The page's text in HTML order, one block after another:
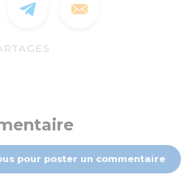
pour poster un commentaire